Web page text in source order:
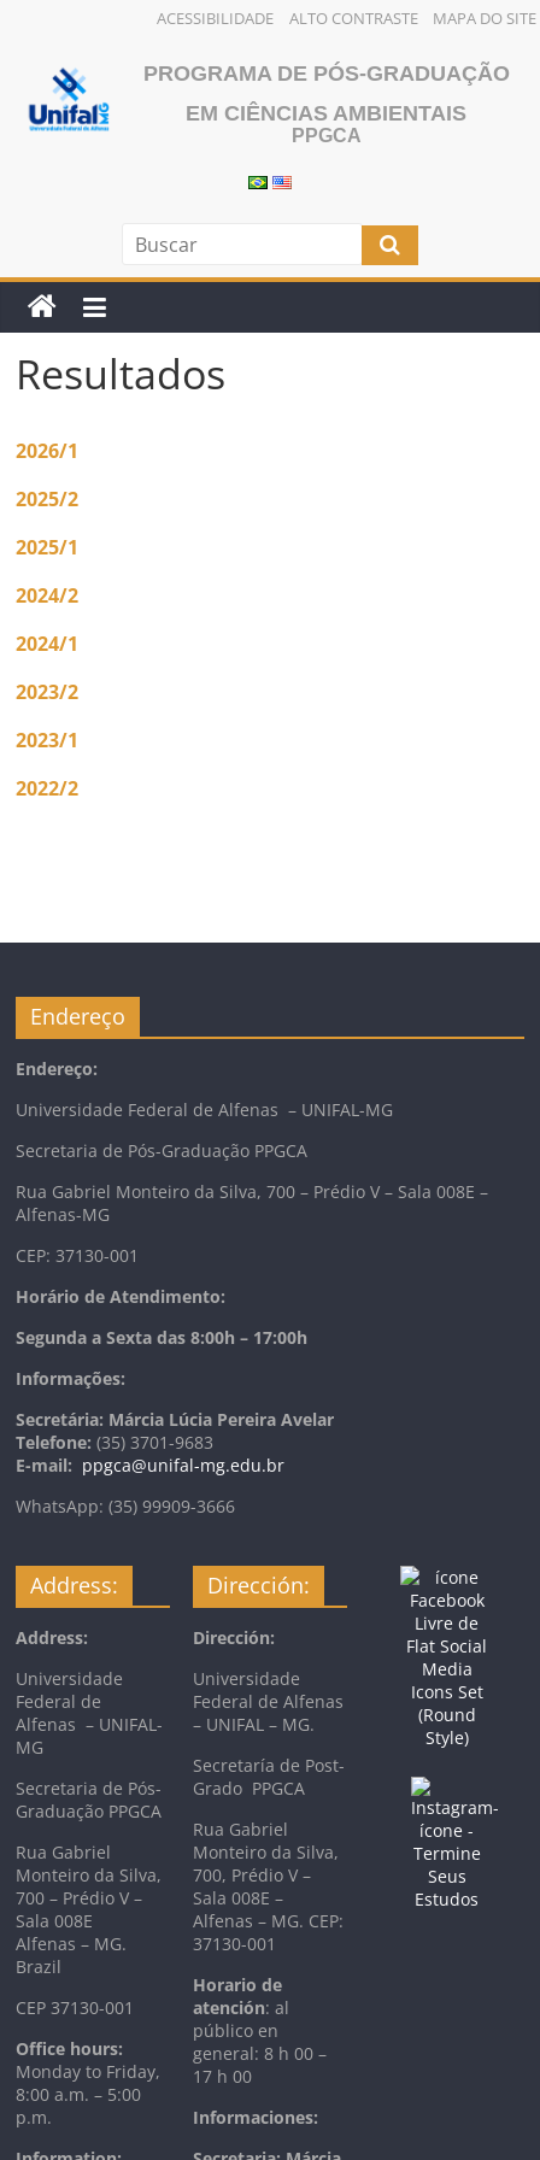
ACESSIBILIDADE ALTO CONTRASTE MAPA DO SITE
conteúdo
PROGRAMA DE PÓS-GRADUAÇÃO
EM CIÊNCIAS AMBIENTAIS
PPGCA
Resultados
2026/1
2025/2
2025/1
2024/2
2024/1
2023/2
2023/1
2022/2
Endereço
Endereço:
Universidade Federal de Alfenas – UNIFAL-MG
Secretaria de Pós-Graduação PPGCA
Rua Gabriel Monteiro da Silva, 700 – Prédio V – Sala 008E –
Alfenas-MG
CEP: 37130-001
Horário de Atendimento:
Segunda a Sexta das 8:00h – 17:00h
Informações:
Secretária: Márcia Lúcia Pereira Avelar
Telefone: (35) 3701-9683
E-mail: ppgca@unifal-mg.edu.br
WhatsApp: (35) 99909-3666
Address:
Address:
Universidade
Federal de
Alfenas – UNIFAL-
MG
Secretaria de Pós-
Graduação PPGCA
Rua Gabriel
Monteiro da Silva,
700 – Prédio V –
Sala 008E
Alfenas – MG.
Brazil
CEP 37130-001
Office hours:
Monday to Friday,
8:00 a.m. – 5:00
p.m.
Dirección:
Dirección:
Universidade
Federal de Alfenas
– UNIFAL – MG.
Secretaría de Post-
Grado PPGCA
Rua Gabriel
Monteiro da Silva,
700, Prédio V –
Sala 008E –
Alfenas – MG. CEP:
37130-001
Horario de
atención: al
público en
general: 8 h 00 –
17 h 00
Informaciones: